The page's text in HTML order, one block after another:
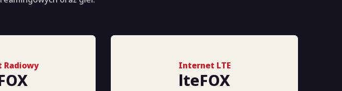
Internet LTE
lteFOX